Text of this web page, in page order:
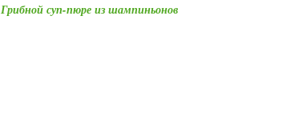
Грибной суп-пюре из шампиньонов